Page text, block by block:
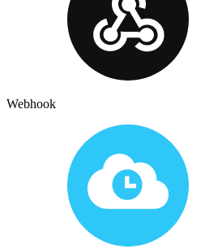
Webhook